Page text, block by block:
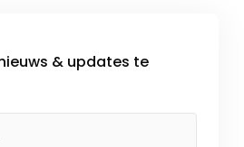
& updates te